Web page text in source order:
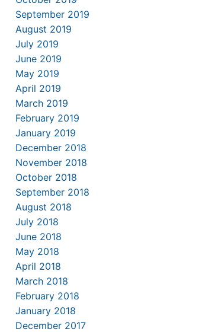
September 2019
August 2019
July 2019
June 2019
May 2019
April 2019
March 2019
February 2019
January 2019
December 2018
November 2018
October 2018
September 2018
August 2018
July 2018
June 2018
May 2018
April 2018
March 2018
February 2018
January 2018
December 2017